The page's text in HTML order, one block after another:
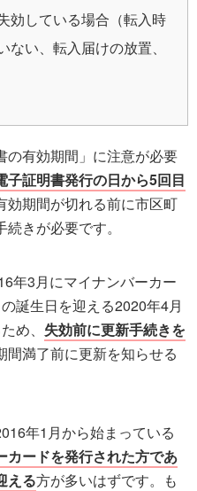
効している場合（転入時
い、転入届けの放置、
の有効期間」に注意が必要
子証明書発行の日から5回目
効期間が切れる前に市区町
きが必要です。
年3月にマイナンバーカー
誕生日を迎える2020年4月
め、 失効前に更新手続きを
間満了前に更新を知らせる
年1月から始まっている
カードを発行された方であ
える方が多いはずです。も